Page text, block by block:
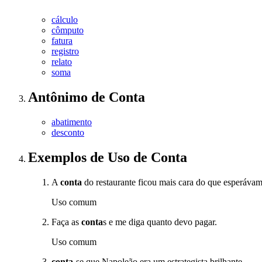
cálculo
cômputo
fatura
registro
relato
soma
Antônimo de Conta
abatimento
desconto
Exemplos de Uso de Conta
A conta do restaurante ficou mais cara do que
Uso comum
Faça as contas e me diga quanto devo pagar.
Uso comum